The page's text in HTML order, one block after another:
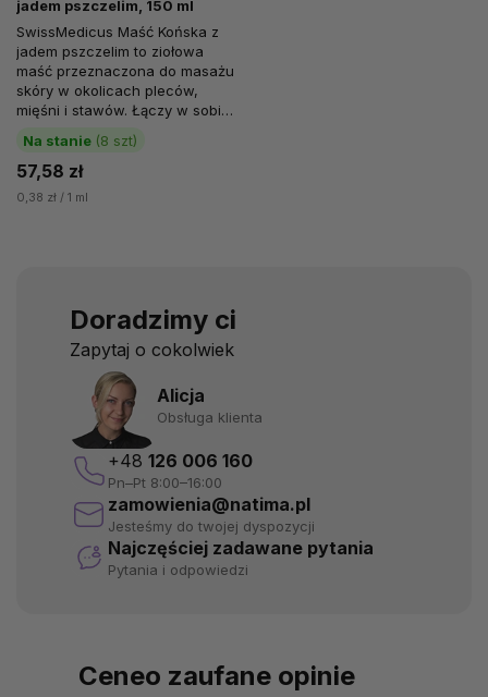
jadem pszczelim, 150 ml
Na stanie (8 szt)
57,58 zł
0,38 zł / 1 ml
SwissMedicus Maść Końska z
jadem pszczelim to ziołowa
maść przeznaczona do masażu
skóry w okolicach pleców,
mięśni i stawów. Łączy w sobie
25 rodzajów ekstraktów
ziołowych z...
Doradzimy ci
Zapytaj o cokolwiek
Alicja
Obsługa klienta
+48 126 006 160
Pn–Pt 8:00–16:00
zamowienia@natima.pl
Jesteśmy do twojej dyspozycji
Najczęściej zadawane pytania
Pytania i odpowiedzi
Ceneo zaufane opinie